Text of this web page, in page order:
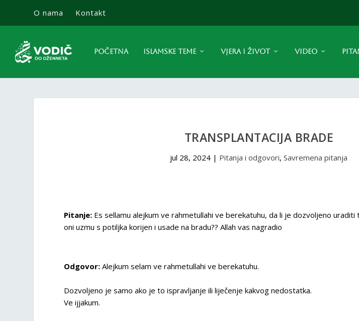
O nama Kontakt
POČETNA ISLAMSKE TEME VJERA I ŽIVOT VIDEO
TRANSPLANTACIJA BRADE
jul 28, 2024 | Pitanja i odgovori,Savremena pitanja
Pitanje: Es sellamu alejkum ve rahmetullahi ve berekatuhu, da li je dozvoljeno
oni uzmu s potiljka korijen i usade na bradu?? Allah vas nagradio
Odgovor: Alejkum selam ve rahmetullahi ve berekatuhu.
Dozvoljeno je samo ako je to ispravljanje ili liječenje kakvog nedostatka.
Ve ijjakum.